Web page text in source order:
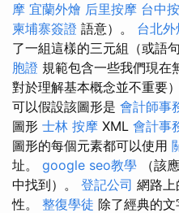
摩 宜蘭外燴 后里按摩 台中
柬埔寨簽證 語意）。 台北外
了一組這樣的三元組（或語
胞證 規範包含一些我們現在
對於理解基本概念並不重要
可以假設該圖形是 會計師事
圖形 士林 按摩 XML 會計事
圖形的每個元素都可以使用
址。 google seo教學 （該
中找到）。 登記公司 網路
性。 整復學徒 除了經典的